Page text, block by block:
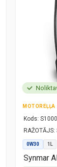
MOTOREĻĻA
Kods:
RAŽOTĀJS:
0W30 1L
Synmar